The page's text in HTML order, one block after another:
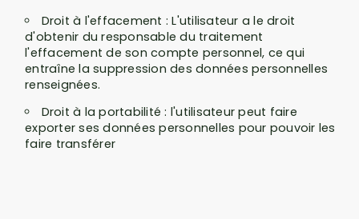
Droit à l'effacement : L'utilisateur a le droit
d'obtenir du responsable du traitement
l'effacement de son compte personnel, ce qui
entraîne la suppression des données personnelles
renseignées.
Droit à la portabilité : l'utilisateur peut faire
exporter ses données personnelles pour pouvoir les
faire transférer